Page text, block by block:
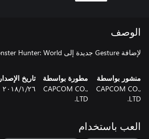
الوصف
لإضافة Gesture جديدة إلى Monster Hunter: World.
منشور بواسطة
CAPCOM CO.,
LTD.
مطورة بواسطة
CAPCOM CO.,
LTD.
تاريخ الإصدار
٢٦‏/١‏/٢٠١٨
العب باستخدام